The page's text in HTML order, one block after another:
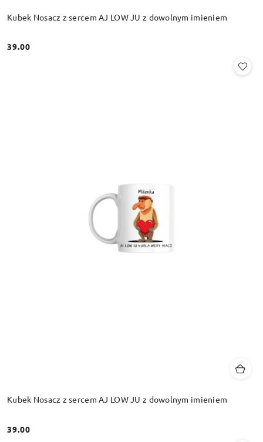
Kubek Nosacz z sercem AJ LOW JU z dowolnym imieniem
Cena:
39.00
Kubek Nosacz z sercem AJ LOW JU z dowolnym imieniem
Cena:
39.00